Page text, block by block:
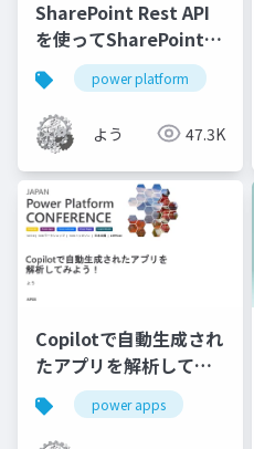
SharePoint Rest API
を使ってSharePointリ
ストを作成してみよう
power platform
よう 47.3K
Copilotで自動生成され
たアプリを解析してみ
よう！power apps